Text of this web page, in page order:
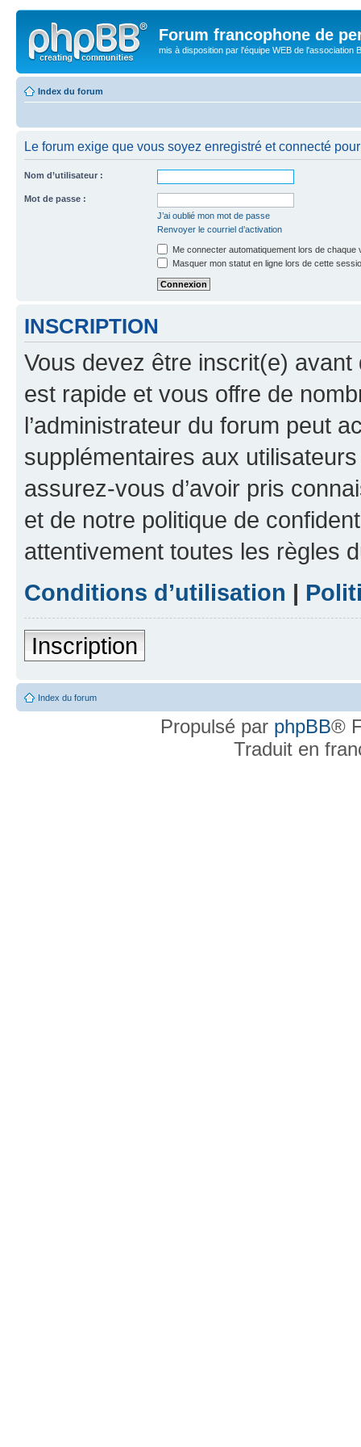
Forum francophone de
mis à disposition par l'équipe WEB de l'association
Index du forum
Le forum exige que vous soyez enregistré et connecté
Nom d’utilisateur :
Mot de passe :
J’ai oublié mon mot de passe
Renvoyer le courriel d’activation
Me connecter automatiquement lors de chaque
Masquer mon statut en ligne lors de cette
INSCRIPTION
Vous devez être inscrit(e) avant
est rapide et vous offre de
l’administrateur du forum peut
supplémentaires aux
assurez-vous d’avoir pris
et de notre politique de
attentivement toutes les règles
Conditions d’utilisation |
Inscription
Index du forum
Propulsé par phpBB®
Traduit en